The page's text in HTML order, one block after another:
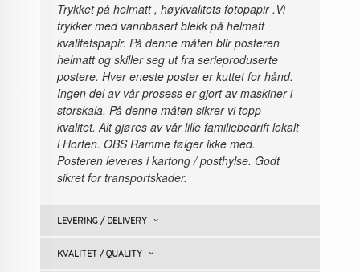
Trykket på helmatt , høykvalitets fotopapir.Vi
trykker med vannbasert blekk på helmatt
kvalitetspapir. På denne måten blir posteren
helmatt og skiller seg ut fra serieproduserte
postere. Hver eneste poster er kuttet for hånd.
Ingen del av vår prosess er gjort av maskiner i
storskala. På denne måten sikrer vi topp
kvalitet. Alt gjøres av vår lille familiebedrift lokalt
i Horten. OBS Ramme følger ikke med.
Posteren leveres i kartong / posthylse. Godt
sikret for transportskader.
LEVERING / DELIVERY
KVALITET / QUALITY